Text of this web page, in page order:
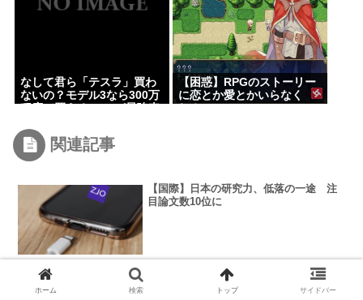
なして君ら「テスラ」買わ
ないの？モデル3なら300万
【困惑】RPGのストーリー
に恋とか愛とかいらなく
関連記事
【国際】日本の研究力、低落の一途 注
目論文数10位に
【社会】転職の本当の理由、4割は会社に
ホーム 検索 トップ サイドバー